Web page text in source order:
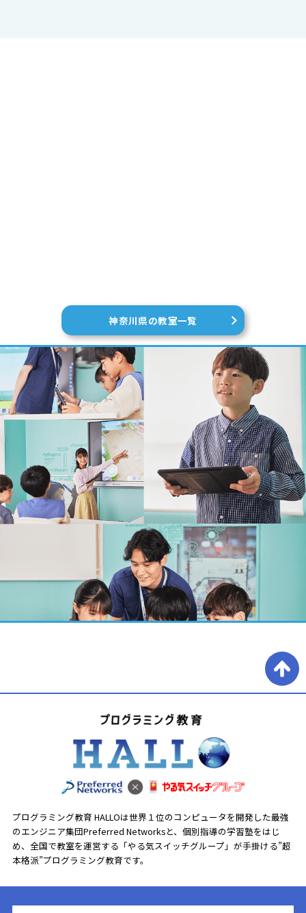
神奈川県の教室一覧
プログラミング教育 HALLOは世界１位のコンピュータを開発した最強
のエンジニア集団Preferred Networksと、 個別指導の学習塾をはじ
め、全国で教室を運営する「やる気スイッチグループ」が手掛ける”超
本格派”プログラミング教育です。